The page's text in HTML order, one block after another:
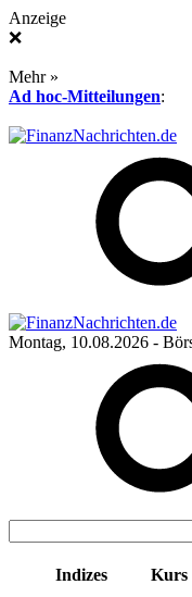
Anzeige
❌
Mehr »
Ad hoc-Mitteilungen:
Montag, 10.08.2026 -
Indizes Kurs